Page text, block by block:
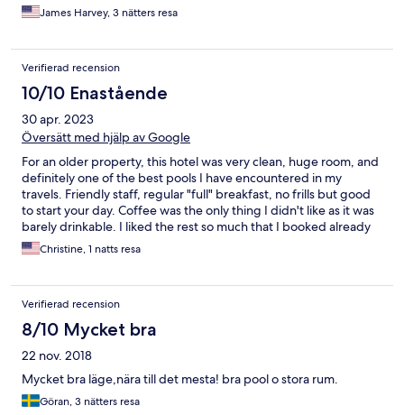
James Harvey, 3 nätters resa
Verifierad recension
10/10 Enastående
30 apr. 2023
Översätt med hjälp av Google
For an older property, this hotel was very clean, huge room, and
definitely one of the best pools I have encountered in my
travels. Friendly staff, regular "full" breakfast, no frills but good
to start your day. Coffee was the only thing I didn't like as it was
barely drinkable. I liked the rest so much that I booked already
for next year.
Christine, 1 natts resa
Verifierad recension
8/10 Mycket bra
22 nov. 2018
Mycket bra läge,nära till det mesta! bra pool o stora rum.
Göran, 3 nätters resa